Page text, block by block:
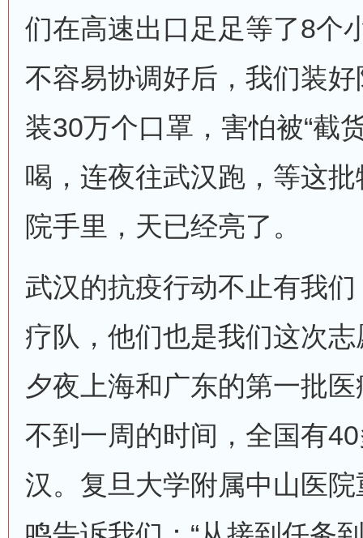
们在高速出口足足等了8个
不容易协调好后，我们装
装30万个口罩，害怕被“截
喝，连夜往武汉跑，等这
院手里，天已经亮了。
武汉的抗疫行动不止有我
疗队，他们也是我们这次
夕夜上海和广东的第一批
不到一周的时间，全国有
汉。复旦大学附属中山医